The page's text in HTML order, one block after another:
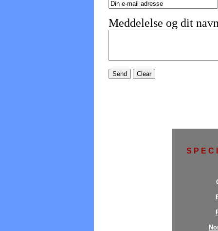
Meddelelse og dit
S P E C